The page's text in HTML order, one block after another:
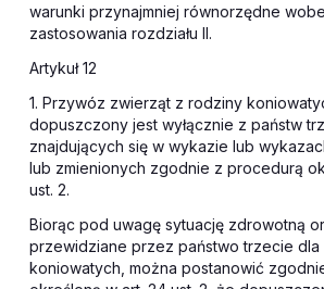
warunki przynajmniej równorzędne
zastosowania rozdziału II.
Artykuł 12
1. Przywóz zwierząt z rodziny
dopuszczony jest wyłącznie z państw
znajdujących się w wykazie lub
lub zmienionych zgodnie z procedurą
ust. 2.
Biorąc pod uwagę sytuację zdrowotną
przewidziane przez państwo trzecie
koniowatych, można postanowić